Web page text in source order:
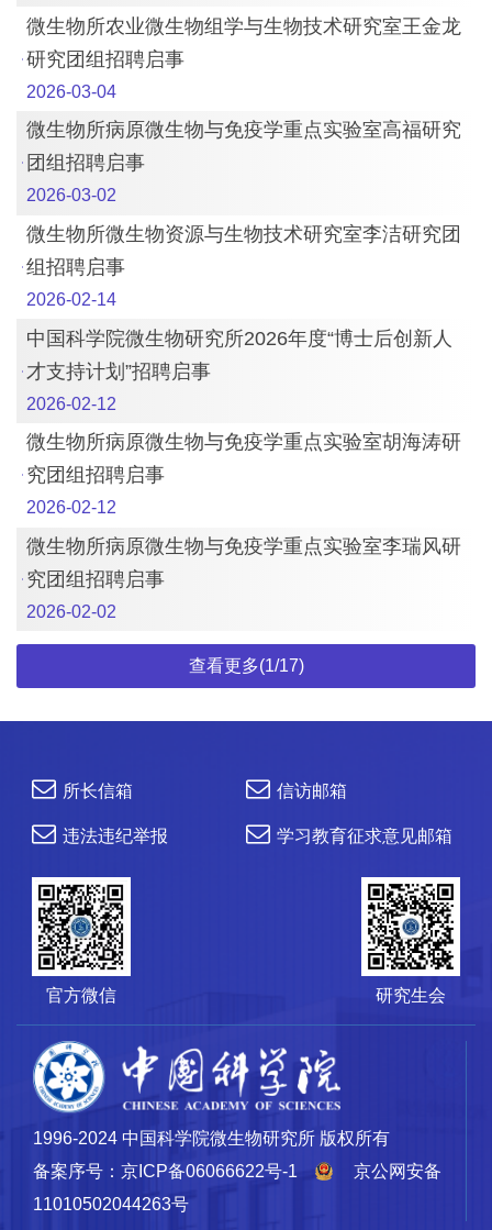
微生物所农业微生物组学与生物技术研究室王金龙
研究团组招聘启事
2026-03-04
微生物所病原微生物与免疫学重点实验室高福研究
团组招聘启事
2026-03-02
微生物所微生物资源与生物技术研究室李洁研究团
组招聘启事
2026-02-14
中国科学院微生物研究所2026年度“博士后创新人
才支持计划”招聘启事
2026-02-12
微生物所病原微生物与免疫学重点实验室胡海涛研
究团组招聘启事
2026-02-12
微生物所病原微生物与免疫学重点实验室李瑞风研
究团组招聘启事
2026-02-02
查看更多(1/17)
所长信箱 信访邮箱
违法违纪举报 学习教育征求意见邮箱
官方微信 研究生会
1996-2024 中国科学院微生物研究所 版权所有
备案序号：京ICP备06066622号-1
京公网安备
11010502044263号